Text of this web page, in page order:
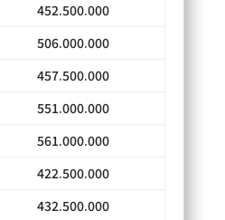
452.500.000
506.000.000
457.500.000
551.000.000
561.000.000
422.500.000
432.500.000